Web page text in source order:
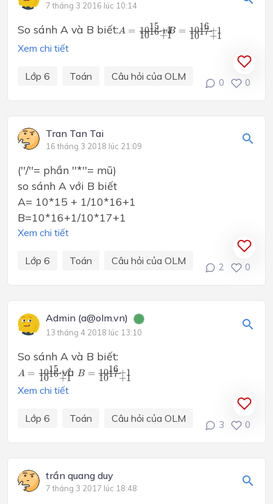
7 tháng 3 2016 lúc 10:14
So sánh A và B biết:A = 1015+1
1016+1
và
B = 1016+1
1017+1
15+ 1v
Xem chi tiết
Lớp 6 Toán Câu hỏi của OLM
0 0
Tran Tan Tai
16 tháng 3 2018 lúc 21:09
(''/''= phần ''*''= mũ)
so sánh A với B biết
A= 10*15 + 1/10*16+1
B=10*16+1/10*17+1
Xem chi tiết
Lớp 6 Toán Câu hỏi của OLM
2 0
Admin (a@olm.vn)
13 tháng 4 2018 lúc 13:10
So sánh A và B biết:
A = 1015+1
1016+1
15+ 10
và B = 1016+1
1017+1
16+
Xem chi tiết
Lớp 6 Toán Câu hỏi của OLM
3 0
trần quang duy
7 tháng 3 2017 lúc 18:48